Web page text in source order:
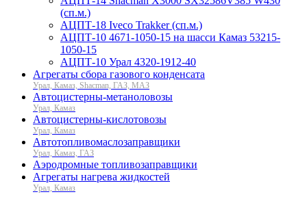
(сп.м.)
АЦПТ-18 Iveco Trakker (сп.м.)
АЦПТ-10 4671-1050-15 на шасси Камаз 53215-
1050-15
АЦПТ-10 Урал 4320-1912-40
Агрегаты сбора газового конденсата
Урал, Камаз, Shacman, ГАЗ, МАЗ
Автоцистерны-метаноловозы
Урал, Камаз
Автоцистерны-кислотовозы
Урал, Камаз
Автотопливомаслозаправщики
Урал, Камаз, ГАЗ
Аэродромные топливозаправщики
Агрегаты нагрева жидкостей
Урал, Камаз